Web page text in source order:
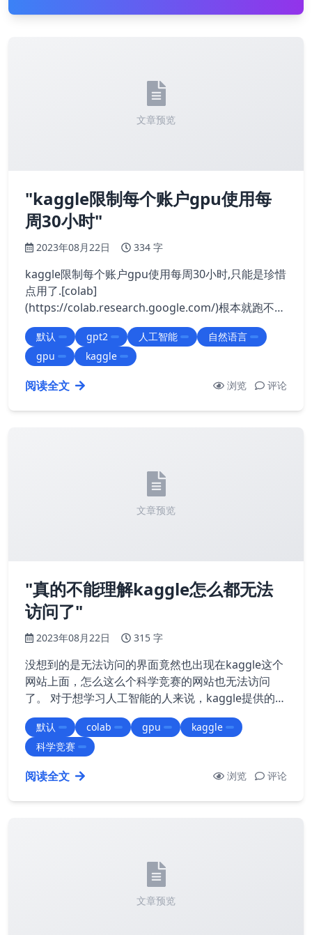
文章预览
"kaggle限制每个账户gpu使用每
周30小时"
2023年08月22日 334 字
kaggle限制每个账户gpu使用每周30小时,只能是珍惜
点用了.[colab]
(https://colab.research.google.com/)根本就跑不动
gpt2 Kaggle's GPU usage is limited to 30 hours
per week for each type of processor . This
means…
默认 gpt2 人工智能
自然语言
gpu
kaggle
阅读全文 浏览 评论
文章预览
"真的不能理解kaggle怎么都无法
访问了"
2023年08月22日 315 字
没想到的是无法访问的界面竟然也出现在kaggle这个
网站上面，怎么这么个科学竞赛的网站也无法访问
了。 对于想学习人工智能的人来说，kaggle提供的免
费gpu真的很不错（Nvida Tesla P100），不像国内
百度它们提供的免费gpu只能运行自己的框架。除此
外，国内貌似也没有什么好用的gpu了，除了kaggle
默认 colab gpu
kaggle
科学竞赛
阅读全文 浏览 评论
文章预览